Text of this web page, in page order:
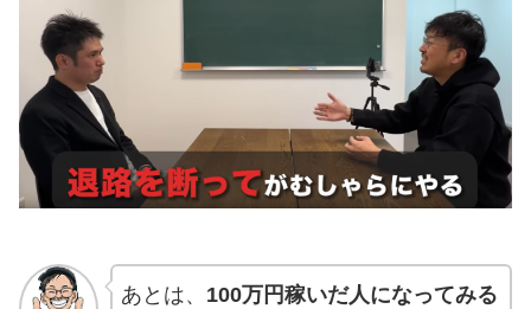
あとは、 100万円稼いだ人になってみる